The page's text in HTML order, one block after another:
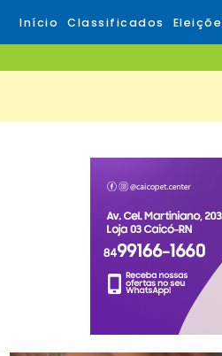
Início Classificados